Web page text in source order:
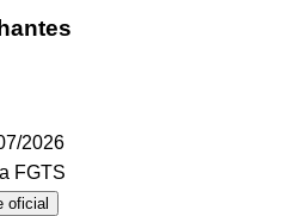
2026
FGTS
oficial